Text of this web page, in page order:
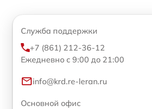
Служба поддержки
+7 (861) 212-36-12
Ежедневно с 9:00 до 21:00
info@krd.re-leran.ru
Основной офис